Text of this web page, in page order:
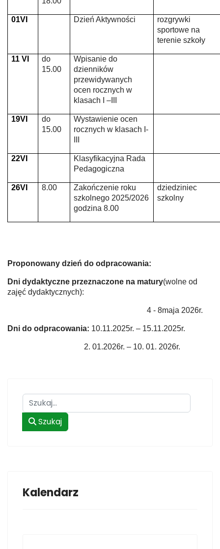
01VI Dzień Aktywności
rozgrywki
sportowe na
terenie szkoły
11 VI
do
15.00
Wpisanie do
dzienników
przewidywanych
ocen rocznych w
klasach I –III
19VI
do
15.00
Wystawienie ocen
rocznych w klasach I-
22VI
Klasyfikacyjna Rada
Pedagogiczna
26VI 8.00
Zakończenie roku
szkolnego 2025/2026
godzina 8.00
dziedziniec
szkolny
Proponowany dzień do odpracowania:
Dni dydaktyczne przeznaczone na matury(wolne od
zajęć dydaktycznych):
4 - 8maja 2026r.
Dni do odpracowania: 10.11.2025r. – 15.11.2025r.
2. 01.2026r. – 10. 01. 2026r.
Szukaj
Szukaj
Kalendarz